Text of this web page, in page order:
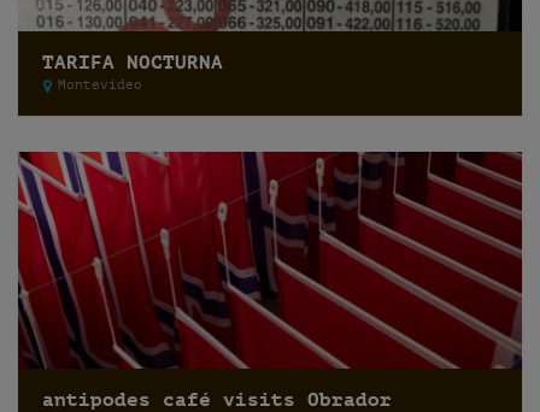
TARIFA NOCTURNA
Montevideo
antipodes café visits Obrador